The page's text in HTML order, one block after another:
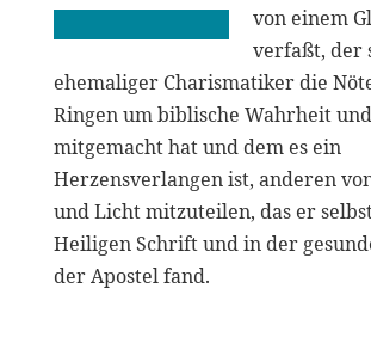
von einem
verfaßt, der
ehemaliger Charismatiker die
Ringen um biblische Wahrheit
mitgemacht hat und dem es ein
Herzensverlangen ist, anderen
und Licht mitzuteilen, das er
Heiligen Schrift und in der
der Apostel fand.